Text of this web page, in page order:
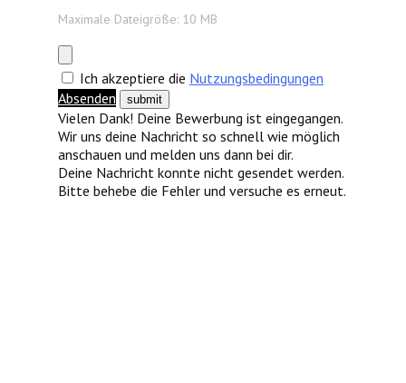
Maximale Dateigröße: 10 MB
Ich akzeptiere die Nutzungsbedingungen
Absenden
Vielen Dank! Deine Bewerbung ist eingegangen.
Wir uns deine Nachricht so schnell wie möglich
anschauen und melden uns dann bei dir.
Deine Nachricht konnte nicht gesendet werden.
Bitte behebe die Fehler und versuche es erneut.